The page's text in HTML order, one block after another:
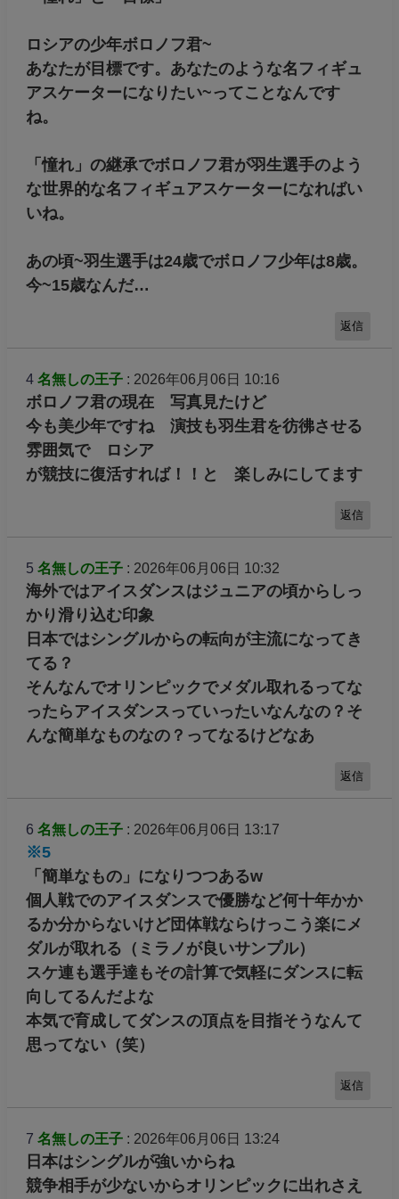
ロシアの少年ボロノフ君~
あなたが目標です。あなたのような名フィギュ
アスケーターになりたい~ってことなんです
ね。
「憧れ」の継承でボロノフ君が羽生選手のよう
な世界的な名フィギュアスケーターになればい
いね。
あの頃~羽生選手は24歳でボロノフ少年は8歳。
今~15歳なんだ…
返信
4 名無しの王子: 2026年06月06日 10:16
ボロノフ君の現在 写真見たけど
今も美少年ですね 演技も羽生君を彷彿させる
雰囲気で ロシア
が競技に復活すれば！！と 楽しみにしてます
返信
5 名無しの王子: 2026年06月06日 10:32
海外ではアイスダンスはジュニアの頃からしっ
かり滑り込む印象
日本ではシングルからの転向が主流になってき
てる？
そんなんでオリンピックでメダル取れるってな
ったらアイスダンスっていったいなんなの？そ
んな簡単なものなの？ってなるけどなあ
返信
6 名無しの王子: 2026年06月06日 13:17
※5
「簡単なもの」になりつつあるw
個人戦でのアイスダンスで優勝など何十年かか
るか分からないけど団体戦ならけっこう楽にメ
ダルが取れる（ミラノが良いサンプル）
スケ連も選手達もその計算で気軽にダンスに転
向してるんだよな
本気で育成してダンスの頂点を目指そうなんて
思ってない（笑）
返信
7 名無しの王子: 2026年06月06日 13:24
日本はシングルが強いからね
競争相手が少ないからオリンピックに出れさえ